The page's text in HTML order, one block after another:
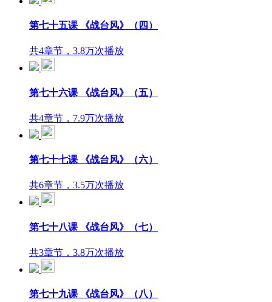
第七十五课 《战台风》（四）
共4章节，3.8万次播放
第七十六课 《战台风》（五）
共4章节，7.9万次播放
第七十七课 《战台风》（六）
共6章节，3.5万次播放
第七十八课 《战台风》（七）
共3章节，3.8万次播放
第七十九课 《战台风》（八）